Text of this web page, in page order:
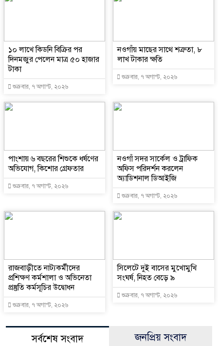
১০ লাখে কিডনি বিক্রির পর
দিনমজুর পেলেন মাত্র ৫০ হাজার
টাকা
শুক্রবার, ৭ অগাস্ট, ২০২৬
নওগাঁয় মাছের সাথে শত্রুতা, ৮
লাখ টাকার ক্ষতি
শুক্রবার, ৭ অগাস্ট, ২০২৬
পাংশায় ৬ বছরের শিশুকে ধর্ষণের
অভিযোগ, কিশোর গ্রেফতার
শুক্রবার, ৭ অগাস্ট, ২০২৬
নওগাঁ সদর সার্কেল ও ট্রাফিক
অফিস পরিদর্শন করলেন
অ্যাডিশনাল ডিআইজি
শুক্রবার, ৭ অগাস্ট, ২০২৬
রাজবাড়ীতে নাট্যকর্মীদের
প্রশিক্ষণ কর্মশালা ও অভিনেতা
প্রস্তুতি কর্মসূচির উদ্বোধন
শুক্রবার, ৭ অগাস্ট, ২০২৬
সিলেটে দুই বাসের মুখোমুখি
সংঘর্ষ, নিহত বেড়ে ৯
শুক্রবার, ৭ অগাস্ট, ২০২৬
সর্বশেষ সংবাদ জনপ্রিয় সংবাদ